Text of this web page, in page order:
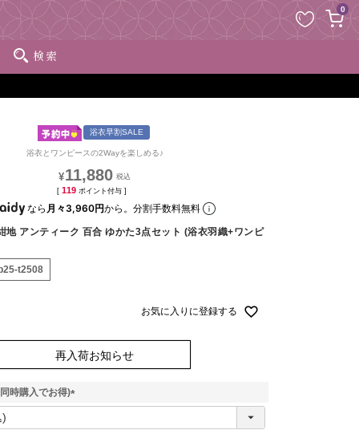
0
検索
浴衣早割SALE
浴衣とワンピースの2Wayを楽しめる♪
¥11,880
[ 119 ポイント付与 ]
なら 月々3,960円から。分割手数料無料
地 アンティーク 百合 ゆかた3点セット (浴衣羽織+ワンピ
t2508
お気に入りに登録する
再入荷お知らせ
時購入でお得)
(
ペー
ジト
ップ